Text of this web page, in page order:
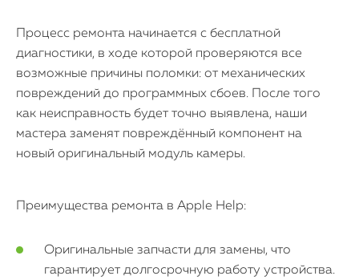
iPhone
MacBook
iPad
iMac
Процесс ремонта начинается с бесплатной
диагностики, в ходе которой проверяются все
возможные причины поломки: от механических
повреждений до программных сбоев. После того
как неисправность будет точно выявлена, наши
мастера заменят повреждённый компонент на
новый оригинальный модуль камеры.
Преимущества ремонта в Apple Help:
Оригинальные запчасти для замены, что
гарантирует долгосрочную работу устройства.